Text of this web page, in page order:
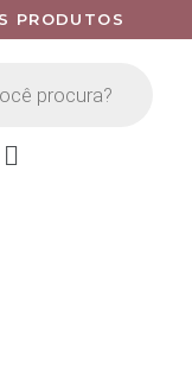
PRODUTOS